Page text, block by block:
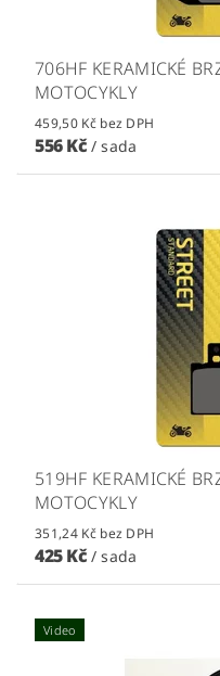
706HF KERAMICKÉ
MOTOCYKLY
459,50 Kč bez DPH
556 Kč / sada
519HF KERAMICKÉ
MOTOCYKLY
351,24 Kč bez DPH
425 Kč / sada
Video